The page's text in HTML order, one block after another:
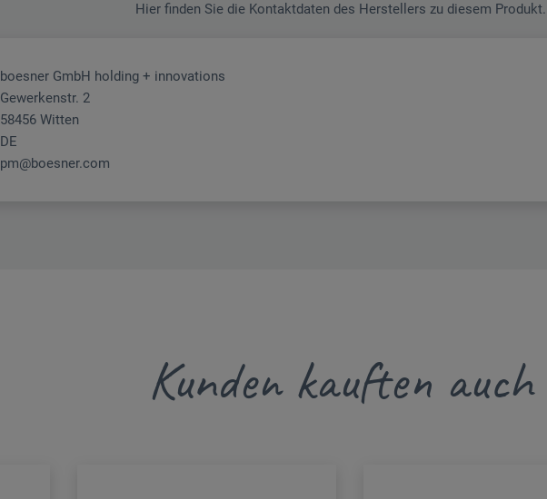
Hier finden Sie die Kontaktdaten des Herstellers zu diesem Produkt.
boesner GmbH holding + innovations
Gewerkenstr. 2
58456 Witten
DE
pm@boesner.com
Kunden kauften auch